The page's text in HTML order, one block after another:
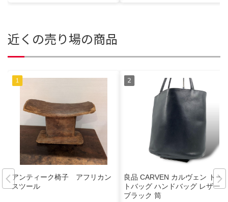
近くの売り場の商品
アンティーク椅子 アフリカン
スツール
良品 CARVEN カルヴェン トー
トバッグ ハンドバッグ レザー
ブラック 筒